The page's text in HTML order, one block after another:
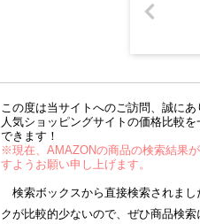
この度は当サイトへのご訪問、誠に
人気ショッピングサイトの価格比較
できます！
※現在、AMAZONの商品の検索結果
すようお願い申し上げます。
検索ボックスから直接検索されまし
クが比較的少ないので、ぜひ商品検